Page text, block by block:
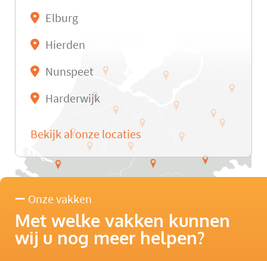
Elburg
Hierden
Nunspeet
Harderwijk
Bekijk al onze locaties
Onze vakken
Met welke vakken kunnen
wij u nog meer helpen?